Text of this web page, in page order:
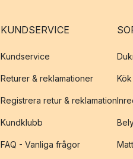
KUNDSERVICE
Kundservice
Returer & reklamationer
Registrera retur & reklamation
Kundklubb
FAQ - Vanliga frågor